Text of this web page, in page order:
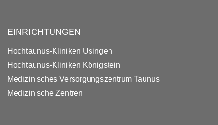
EINRICHTUNGEN
Hochtaunus-Kliniken Usingen
Hochtaunus-Kliniken Königstein
Medizinisches Versorgungszentrum Taunus
Medizinische Zentren